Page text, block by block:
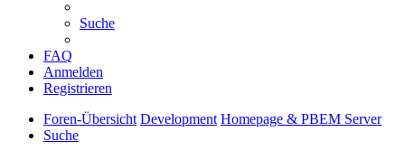
Suche
FAQ
Anmelden
Registrieren
Foren-Übersicht Development Homepage & PBEM Server
Suche